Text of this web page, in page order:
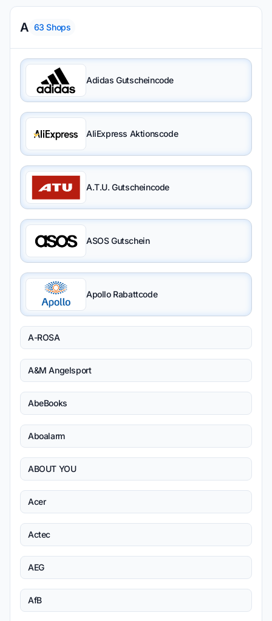
A 63 Shops
Adidas Gutscheincode
AliExpress Aktionscode
A.T.U. Gutscheincode
ASOS Gutschein
Apollo Rabattcode
A-ROSA
A&M Angelsport
AbeBooks
Aboalarm
ABOUT YOU
Acer
Actec
AEG
AfB